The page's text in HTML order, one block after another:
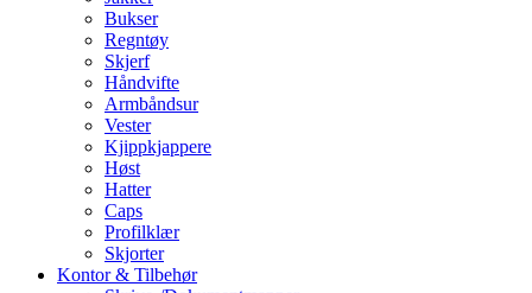
Bukser
Regntøy
Skjerf
Håndvifte
Armbåndsur
Vester
Kjippkjappere
Høst
Hatter
Caps
Profilklær
Skjorter
Kontor & Tilbehør